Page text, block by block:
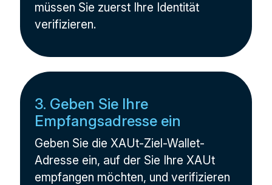
müssen Sie zuerst Ihre Identität
verifizieren.
3. Geben Sie Ihre
Empfangsadresse ein
Geben Sie die XAUt-Ziel-Wallet-
Adresse ein, auf der Sie Ihre XAUt
empfangen möchten, und verifizieren